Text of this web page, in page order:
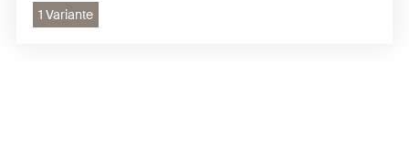
1 Variante